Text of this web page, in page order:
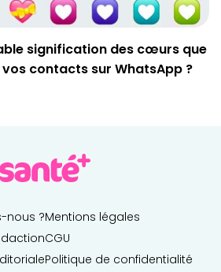
signification des cœurs que
contacts sur WhatsApp ?
nous ?Mentions légales
CGU
Politique de confidentialité